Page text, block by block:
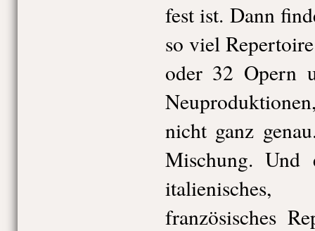
fest ist. Dann
so viel
oder 32 Opern
nicht ganz
Mischung.
französisches